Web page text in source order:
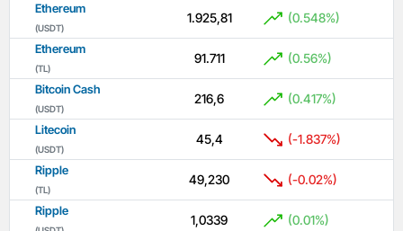
Ethereum
(USDT)
1.925,81 (0.548%)
Ethereum
(TL)
91.711 (0.56%)
Bitcoin Cash
(USDT)
216,6 (0.417%)
Litecoin
(USDT)
45,4 (-1.837%)
Ripple
(TL)
49,230 (-0.02%)
Ripple
1,0339 (0.01%)